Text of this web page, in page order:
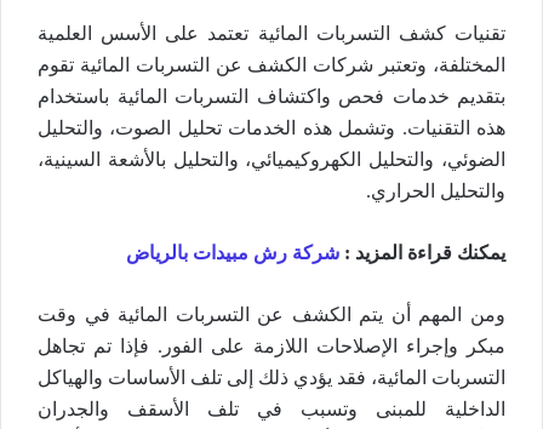
تقنيات كشف التسربات المائية تعتمد على الأسس العلمية
المختلفة، وتعتبر شركات الكشف عن التسربات المائية تقوم
بتقديم خدمات فحص واكتشاف التسربات المائية باستخدام
هذه التقنيات. وتشمل هذه الخدمات تحليل الصوت، والتحليل
الضوئي، والتحليل الكهروكيميائي، والتحليل بالأشعة السينية،
والتحليل الحراري.
يمكنك قراءة المزيد : شركة رش مبيدات بالرياض
ومن المهم أن يتم الكشف عن التسربات المائية في وقت
مبكر وإجراء الإصلاحات اللازمة على الفور. فإذا تم تجاهل
التسربات المائية، فقد يؤدي ذلك إلى تلف الأساسات والهياكل
الداخلية للمبنى وتسبب في تلف الأسقف والجدران